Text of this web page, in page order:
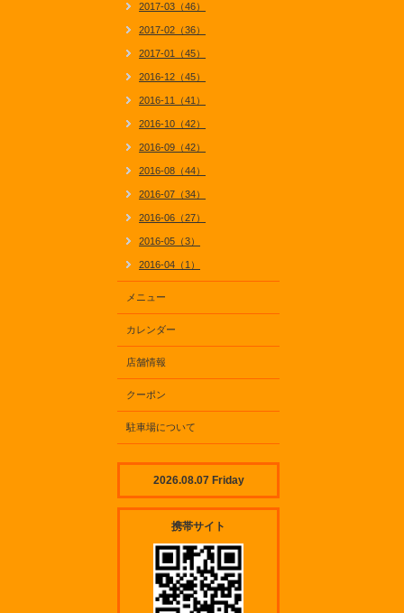
2017-03（46）
2017-02（36）
2017-01（45）
2016-12（45）
2016-11（41）
2016-10（42）
2016-09（42）
2016-08（44）
2016-07（34）
2016-06（27）
2016-05（3）
2016-04（1）
メニュー
カレンダー
店舗情報
クーポン
駐車場について
2026.08.07 Friday
携帯サイト